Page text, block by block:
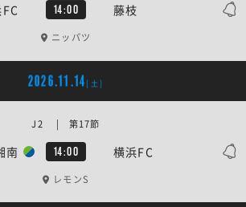
14:00 藤枝
ニッパツ
2026.11.14 [土]
南 14:00 横浜FC
J2 | 第17節
レモンS